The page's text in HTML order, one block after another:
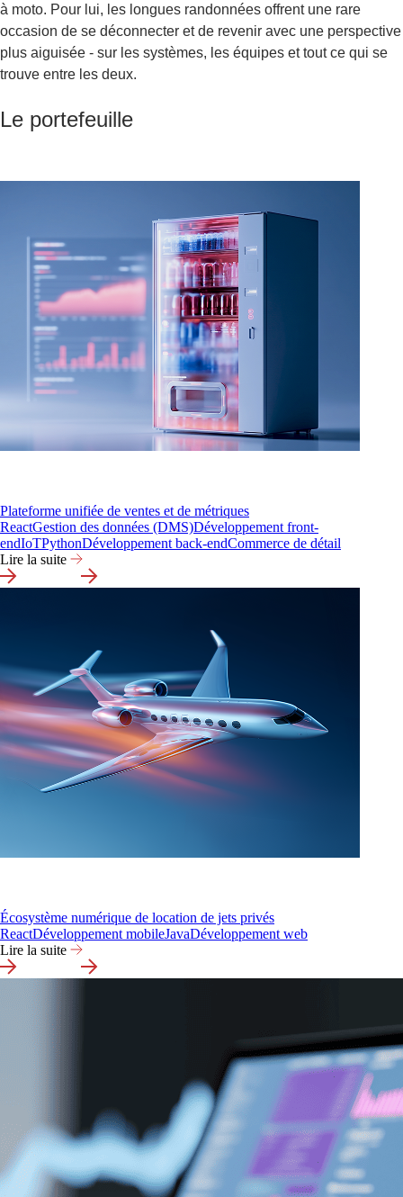
à moto. Pour lui, les longues randonnées offrent une rare
occasion de se déconnecter et de revenir avec une perspective
plus aiguisée - sur les systèmes, les équipes et tout ce qui se
trouve entre les deux.
Le portefeuille
Plateforme unifiée de ventes et de métriques
ReactGestion des données (DMS)Développement front-
endIoTPythonDéveloppement back-endCommerce de détail
Lire la suite
Écosystème numérique de location de jets privés
ReactDéveloppement mobileJavaDéveloppement web
Lire la suite